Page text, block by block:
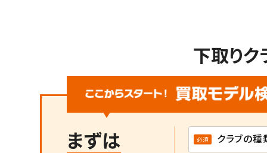
下取りク
まずは